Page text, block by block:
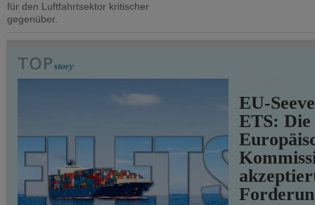
für den Luftfahrtsektor kritischer
gegenüber.
EU-
ETS: Die